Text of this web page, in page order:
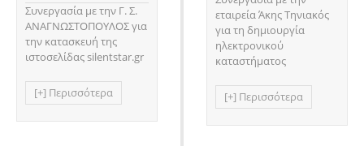
Συνεργασία με την Γ. Σ.
ΑΝΑΓΝΩΣΤΟΠΟΥΛΟΣ για
την κατασκευή της
ιστοσελίδας silentstar.gr
[+] Περισσότερα
εταιρεία Άκης Τηνιακός
για τη δημιουργία
ηλεκτρονικού
καταστήματος
[+] Περισσότερα